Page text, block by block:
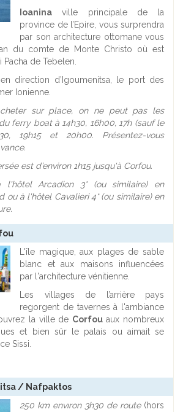
Ioanina ville principale de la
province de l’Epire, vous surprendra
par son architecture ottomane vous
du comte de Monte Christo où est
Pacha de Tebelen.
direction d’Igoumenitsa, le port des
Ionienne.
sur place, on ne peut pas les
ferry boat à 14h30, 16h00, 17h (sauf le
19h15 et 20h00. Présentez-vous
est d’environ 1h15 jusqu'à Corfou.
Arcadion 3* (ou similaire) en
ou à l'hôtel Cavalieri 4* (ou similaire) en
L'île magique, aux plages de sable
blanc et aux maisons influencées
par l'architecture vénitienne.
Les villages de l’arrière pays
regorgent de tavernes à l'ambiance
la ville de Corfouaux nombreux
et bien sûr le palais ou aimait se
Sissi.
/ Nafpaktos
250 km envıron 3h30 de route(hors